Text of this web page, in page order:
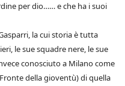
per dio…… e che ha i suoi
la cui storia è tutta
le sue squadre nere, le sue
conosciuto a Milano come
della gioventù) di quella